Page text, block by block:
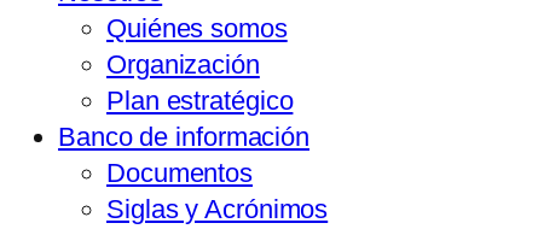
Quiénes somos
Organización
Plan estratégico
Banco de información
Documentos
Siglas y Acrónimos